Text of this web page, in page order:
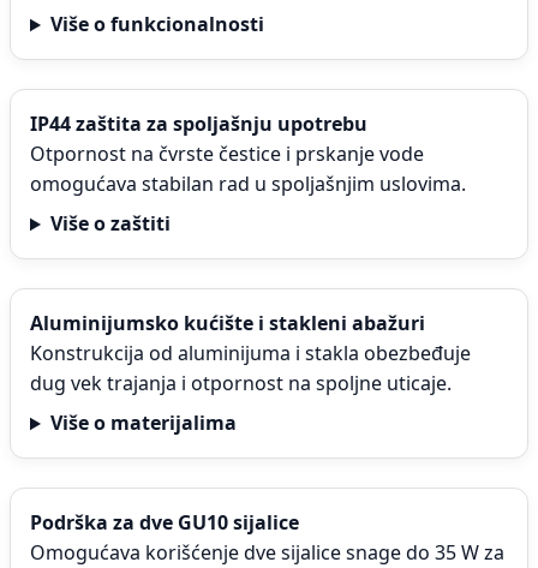
Više o funkcionalnosti
IP44 zaštita za spoljašnju upotrebu
Otpornost na čvrste čestice i prskanje vode
omogućava stabilan rad u spoljašnjim uslovima.
Više o zaštiti
Aluminijumsko kućište i stakleni abažuri
Konstrukcija od aluminijuma i stakla obezbeđuje
dug vek trajanja i otpornost na spoljne uticaje.
Više o materijalima
Podrška za dve GU10 sijalice
Omogućava korišćenje dve sijalice snage do 35 W za